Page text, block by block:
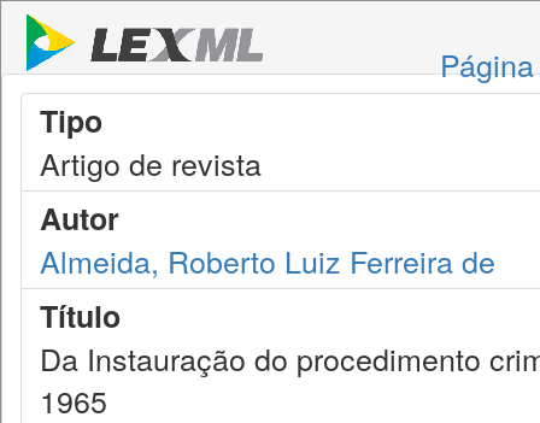
Tipo
Artigo de revista
Autor
Almeida, Roberto Luiz Ferreira de
Título
Da Instauração do procedimento
1965